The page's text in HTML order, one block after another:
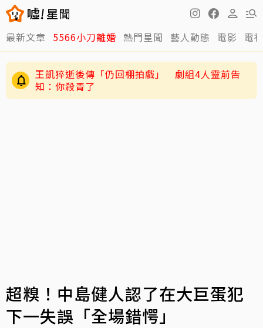
最新文章 5566小刀離婚 熱門星聞 藝人動態 電影 電
陳妍希9歲兒「小星星」長大了！正臉曝光 網
驚：陳曉縮小版
超糗！中島健人認了在大巨蛋犯
下一失誤「全場錯愕」